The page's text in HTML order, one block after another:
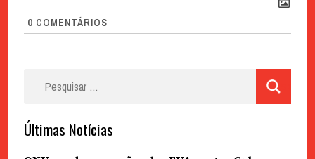
0 COMENTÁRIOS
Últimas Notícias